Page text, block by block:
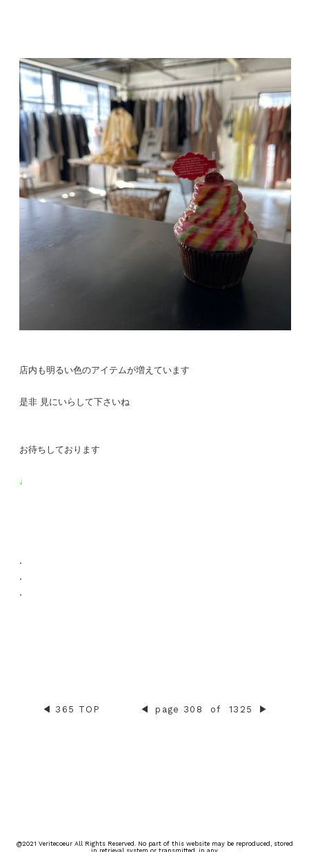
店内も明るい色のアイテムが増えています
是非 見にいらして下さいね
お待ちしております
♩
.
.
.
◀︎ 365 TOP ◀︎ page 308 of 1325 ▶︎
@2021 Veritecoeur All Rights Reserved. No part of this website may be reproduced, stored